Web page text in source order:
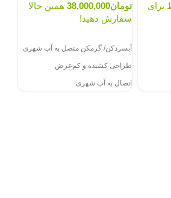
برای
تومان38,000,000 همین حالا
سفارش دهید!
آبسردکن/ گرمکن متصل به آب شهری
طراحی کشیده و کم‌عرض
اتصال به آب شهری